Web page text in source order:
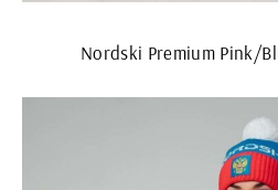
Nordski Premium Pink/